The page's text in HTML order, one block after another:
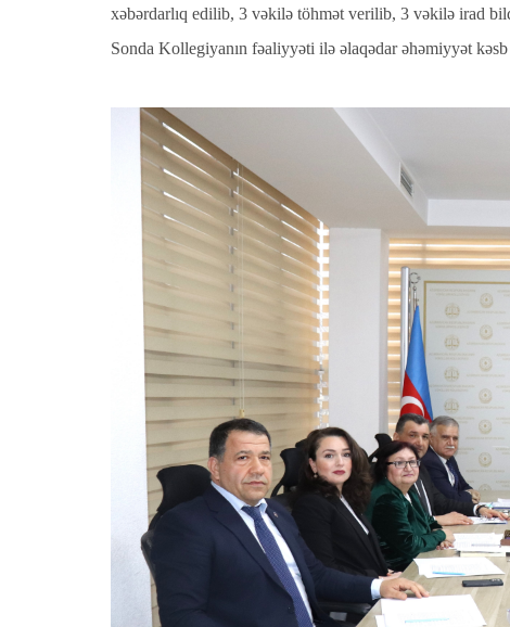
xəbərdarlıq edilib, 3 vəkilə töhmət verilib, 3 vəkilə irad
Sonda Kollegiyanın fəaliyyəti ilə əlaqədar əhəmiyyət kəsb